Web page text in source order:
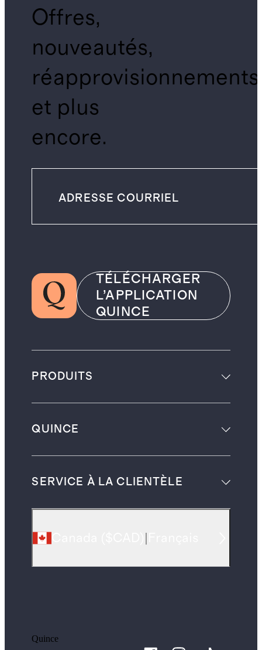
Offres,
nouveautés,
réapprovisionnements
et plus
encore.
TÉLÉCHARGER
L’APPLICATION
QUINCE
PRODUITS
QUINCE
SERVICE À LA CLIENTÈLE
Quince